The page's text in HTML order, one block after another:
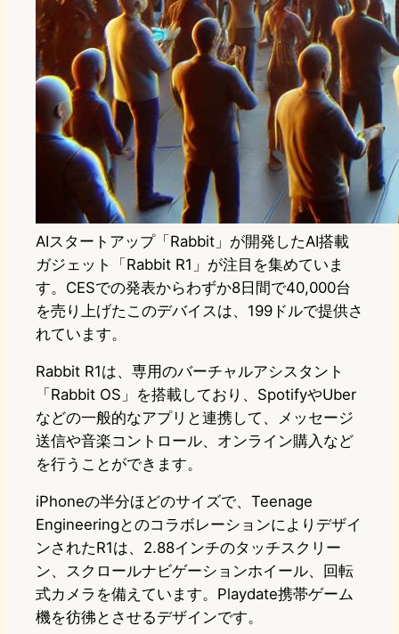
AIスタートアップ「Rabbit」が開発したAI搭載
ガジェット「Rabbit R1」が注目を集めていま
す。CESでの発表からわずか8日間で40,000台
を売り上げたこのデバイスは、199ドルで提供さ
れています。
Rabbit R1は、専用のバーチャルアシスタント
「Rabbit OS」を搭載しており、SpotifyやUber
などの一般的なアプリと連携して、メッセージ
送信や音楽コントロール、オンライン購入など
を行うことができます。
iPhoneの半分ほどのサイズで、Teenage
Engineeringとのコラボレーションによりデザイ
ンされたR1は、2.88インチのタッチスクリー
ン、スクロールナビゲーションホイール、回転
式カメラを備えています。Playdate携帯ゲーム
機を彷彿とさせるデザインです。